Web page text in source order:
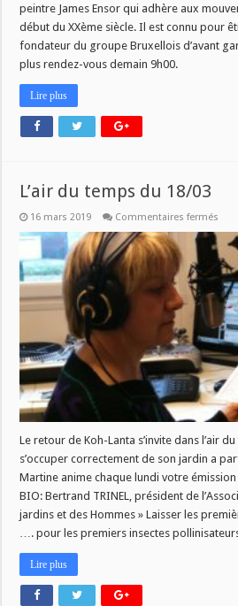
peintre James Ensor qui adhère aux
début du XXème siècle. Il est connu pour
fondateur du groupe Bruxellois d’avant
plus rendez-vous demain 9h00.
Lire plus
L’air du temps du 18/03
16 mars 2019 Commentaires fermés
du
du
18/
Le retour de Koh-Lanta s’invite dans l’air
s’occuper correctement de son jardin a
Martine anime chaque lundi votre
BIO: Bertrand TRINEL, président de
jardins et des Hommes » Laisser les
…. pour les premiers insectes
Lire plus